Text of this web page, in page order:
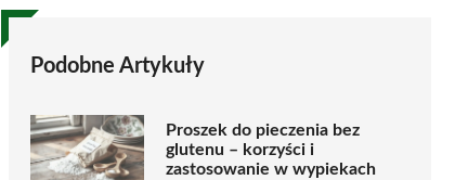
Podobne Artykuły
Proszek do pieczenia bez
glutenu – korzyści i
zastosowanie w wypiekach